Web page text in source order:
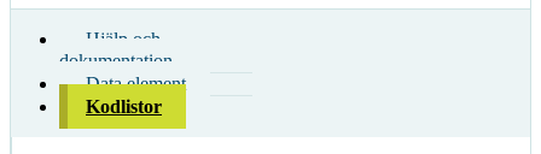
Hjälp och
dokumentation
Data element
Kodlistor